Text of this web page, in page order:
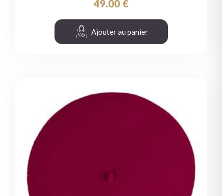
49.00 €
Ajouter au panier